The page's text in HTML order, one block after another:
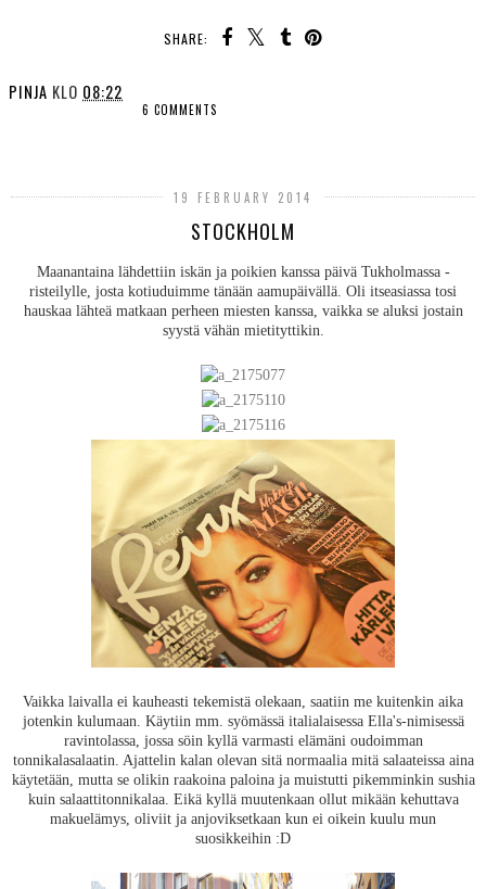
SHARE:
PINJA KLO 08:22
6 COMMENTS
19 FEBRUARY 2014
STOCKHOLM
Maanantaina lähdettiin iskän ja poikien kanssa päivä Tukholmassa -
risteilylle, josta kotiuduimme tänään aamupäivällä. Oli itseasiassa tosi
hauskaa lähteä matkaan perheen miesten kanssa, vaikka se aluksi jostain
syystä vähän mietityttikin.
Vaikka laivalla ei kauheasti tekemistä olekaan, saatiin me kuitenkin aika
jotenkin kulumaan. Käytiin mm. syömässä italialaisessa Ella's-nimisessä
ravintolassa, jossa söin kyllä varmasti elämäni oudoimman
tonnikalasalaatin. Ajattelin kalan olevan sitä normaalia mitä salaateissa aina
käytetään, mutta se olikin raakoina paloina ja muistutti pikemminkin sushia
kuin salaattitonnikalaa. Eikä kyllä muutenkaan ollut mikään kehuttava
makuelämys, oliviit ja anjoviksetkaan kun ei oikein kuulu mun
suosikkeihin :D